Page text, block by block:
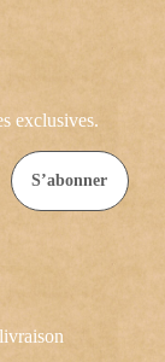
exclusives.
S’abonner